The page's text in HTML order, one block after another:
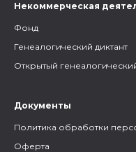
Некоммерческая
Фонд
Генеалогический диктант
Открытый
Документы
Политика обработки
Оферта